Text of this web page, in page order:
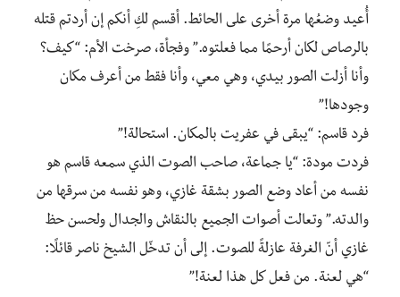
أُعيد وضعُها مرة أخرى على الحائط. أقسم لكِ أنكم إن أردتم قتله
بالرصاص لكان أرحمًا مما فعلتوه.” وفجأة، صرخت الأم: “كيف؟
وأنا أزلت الصور بيدي، وهي معي، وأنا فقط من أعرف مكان
وجودها!”
فرد قاسم: “يبقى في عفريت بالمكان. استحالة!”
فردت مودة: “يا جماعة، صاحب الصوت الذي سمعه قاسم هو
نفسه من أعاد وضع الصور بشقة غازي، وهو نفسه من سرقها من
والدته.” وتعالت أصوات الجميع بالنقاش والجدال ولحسن حظ
غازي أنّ الغرفة عازلةً للصوت. إلى أن تدخّل الشيخ ناصر قائلًا:
“هي لعنة. من فعل كل هذا لعنة!”